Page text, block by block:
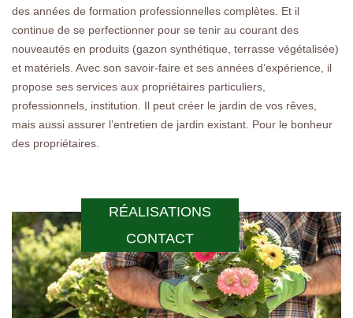
RÉALISATIONS
CONTACT
des années de formation professionnelles complètes. Et il
continue de se perfectionner pour se tenir au courant des
nouveautés en produits (gazon synthétique, terrasse végétalisée)
et matériels. Avec son savoir-faire et ses années d’expérience, il
propose ses services aux propriétaires particuliers,
professionnels, institution. Il peut créer le jardin de vos rêves,
mais aussi assurer l’entretien de jardin existant. Pour le bonheur
des propriétaires.